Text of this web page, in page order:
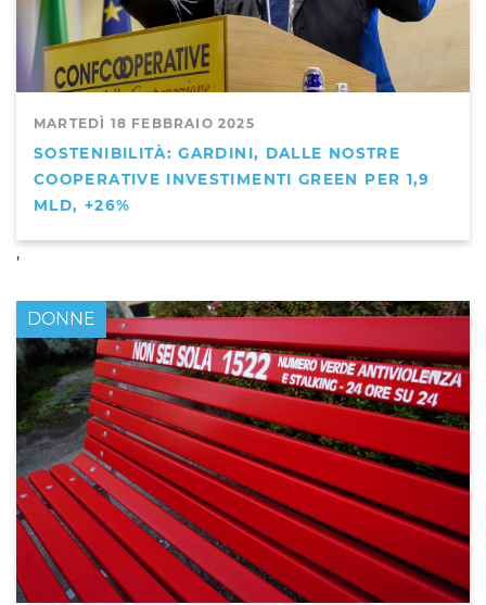
MARTEDÌ 18 FEBBRAIO 2025
SOSTENIBILITÀ: GARDINI, DALLE NOSTRE
COOPERATIVE INVESTIMENTI GREEN PER 1,9
MLD, +26%
,
DONNE